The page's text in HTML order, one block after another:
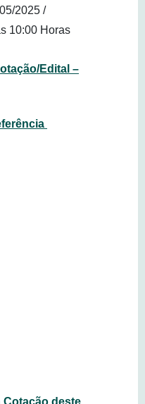
2025 /
10:00 Horas
Edital –
Cotação deste